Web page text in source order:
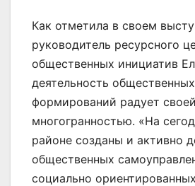
Как отметила в своем
руководитель ресурсного
общественных инициатив
деятельность
формирований радует своей
многогранностью. «На
районе созданы и активно
общественных
социально ориентированных